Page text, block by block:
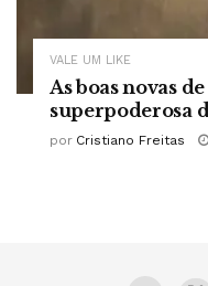
VALE UM LIKE
As boas novas
superpoderosa
por Cristiano Freitas